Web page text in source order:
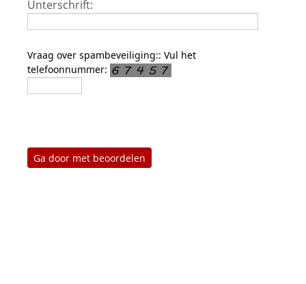
Unterschrift:
Vraag over spambeveiliging:: Vul het
telefoonnummer:
Ga door met beoordelen